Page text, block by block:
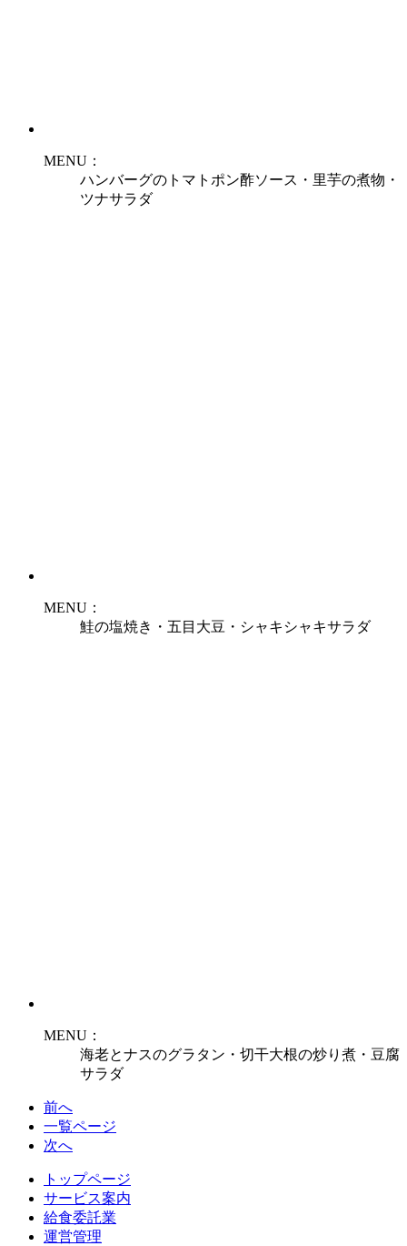
MENU：
ハンバーグのトマトポン酢ソース・里芋の煮物・
ツナサラダ
MENU：
鮭の塩焼き・五目大豆・シャキシャキサラダ
MENU：
海老とナスのグラタン・切干大根の炒り煮・豆腐
サラダ
前へ
一覧ページ
次へ
トップページ
サービス案内
給食委託業
運営管理